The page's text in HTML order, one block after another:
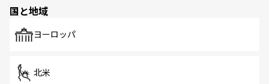
で、ホーカーズは地元の風情を楽しめる外せないスポット
国と地域
ヨーロッパ
北米